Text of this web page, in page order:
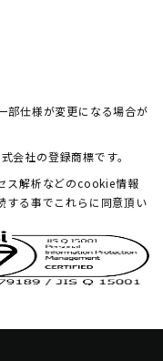
部仕様が変更になる場合が
会社の登録商標です。
ス解析などのcookie情報
する事でこれらに同意頂い